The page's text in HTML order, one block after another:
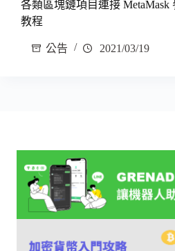
各類區塊鏈項目連接 MetaMask
教程
公告 2021/03/19